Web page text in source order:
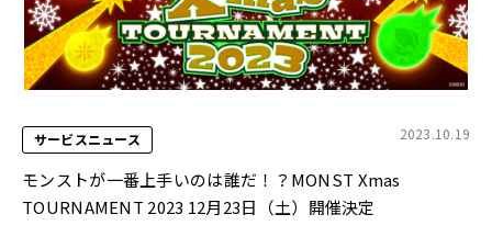
サービスニュース 2023.10.19
モンストが一番上手いのは誰だ！？MONST Xmas
TOURNAMENT 2023 12月23日（土）開催決定